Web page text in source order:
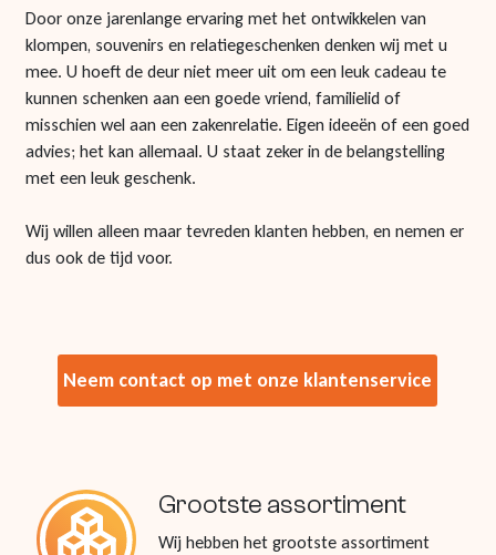
Door onze jarenlange ervaring met het ontwikkelen van
klompen, souvenirs en relatiegeschenken denken wij met u
mee. U hoeft de deur niet meer uit om een leuk cadeau te
kunnen schenken aan een goede vriend, familielid of
misschien wel aan een zakenrelatie. Eigen ideeën of een goed
advies; het kan allemaal. U staat zeker in de belangstelling
met een leuk geschenk.
Wij willen alleen maar tevreden klanten hebben, en nemen er
dus ook de tijd voor.
Neem contact op met onze klantenservice
Grootste assortiment
Wij hebben het grootste assortiment